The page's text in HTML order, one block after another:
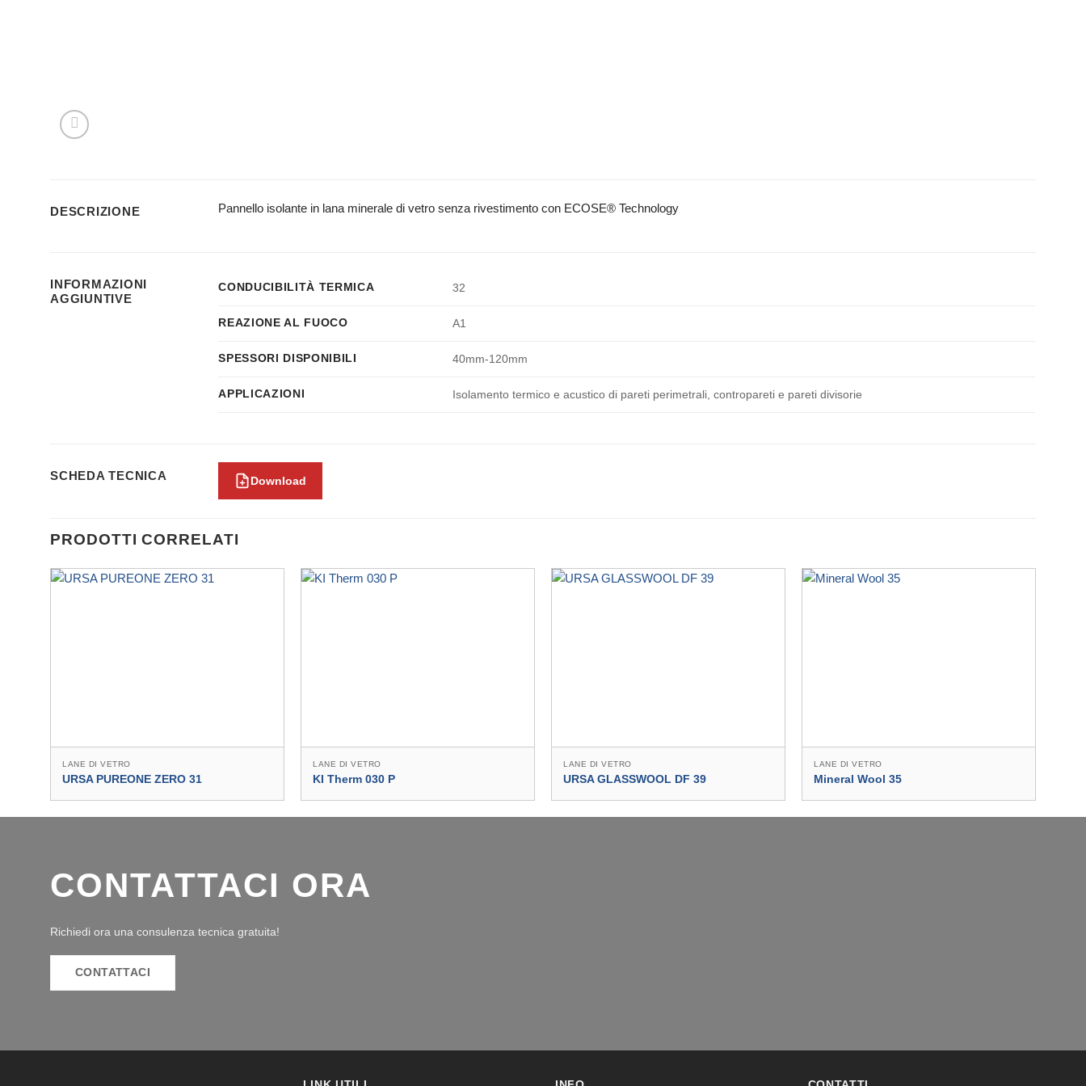
DESCRIZIONE Pannello isolante in lana minerale di vetro senza rivestimento con ECOSE® Technology
INFORMAZIONI
AGGIUNTIVE
CONDUCIBILITÀ TERMICA 32
REAZIONE AL FUOCO A1
SPESSORI DISPONIBILI 40mm-120mm
APPLICAZIONI Isolamento termico e acustico di pareti perimetrali, contropareti e pareti divisorie
SCHEDA TECNICA Download
PRODOTTI CORRELATI
LANE DI VETRO
URSA PUREONE ZERO 31
LANE DI VETRO
KI Therm 030 P
LANE DI VETRO
URSA GLASSWOOL DF 39
LANE DI VETRO
Mineral Wool 35
CONTATTACI ORA
Richiedi ora una consulenza tecnica gratuita!
CONTATTACI